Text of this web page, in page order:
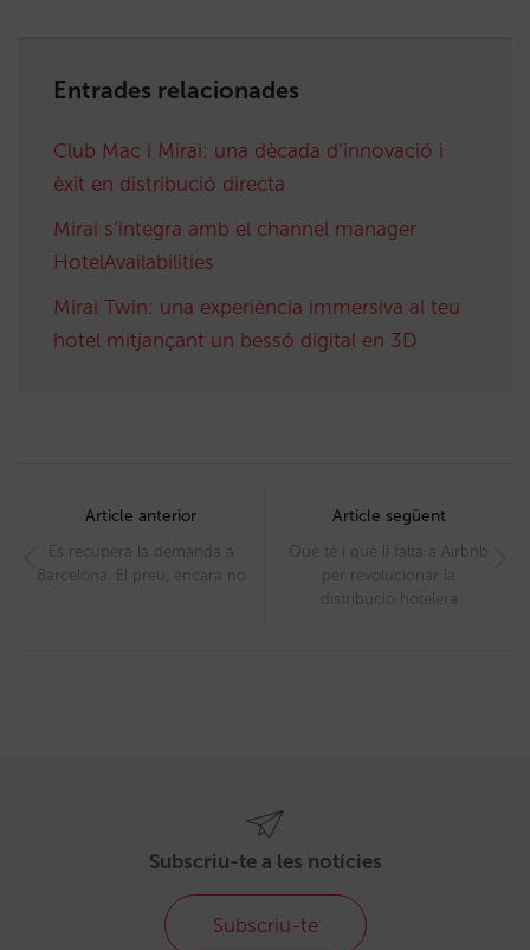
Entrades relacionades
Club Mac i Mirai: una dècada d’innovació i
èxit en distribució directa
Mirai s’integra amb el channel manager
HotelAvailabilities
Mirai Twin: una experiència immersiva al teu
hotel mitjançant un bessó digital en 3D
navigation
Article anterior
Es recupera la demanda a
Barcelona. El preu, encara no
Article següent
Què té i què li falta a Airbnb
per revolucionar la
distribució hotelera
Subscriu-te a les notícies
Subscriu-te